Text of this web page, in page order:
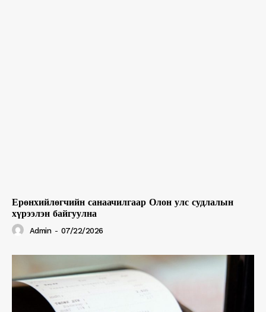
Ерөнхийлөгчийн санаачилгаар Олон улс судлалын
хүрээлэн байгуулна
Admin - 07/22/2026